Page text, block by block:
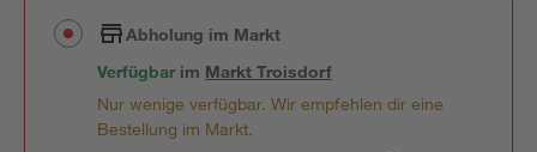
Abholung im Markt
Verfügbar im MarktTroisdorf
Nur wenige verfügbar. Wir empfehlen dir eine
Bestellung im Markt.